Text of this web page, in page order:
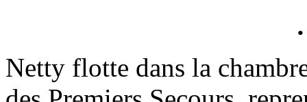
Netty flotte dans la